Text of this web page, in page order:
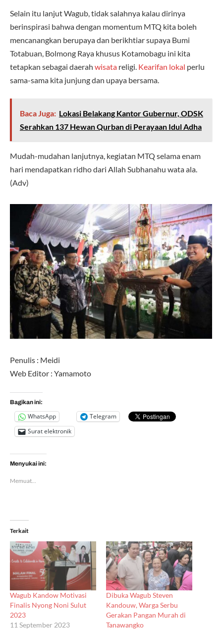
Selain itu lanjut Wagub, tidak salahnya kalau dirinya
berinspirasi bahwa dengan momentum MTQ kita boleh
mencanangkan berupaya dan berikhtiar supaya Bumi
Totabuan, Bolmong Raya khusus Kotamobagu ini kita
tetapkan sebagai daerah wisata religi. Kearifan lokal perlu
sama-sama kita junjung dan upaya bersama.
Baca Juga: Lokasi Belakang Kantor Gubernur, ODSK
Serahkan 137 Hewan Qurban di Perayaan Idul Adha
Mudah-mudahan lanjutnya, kegiatan MTQ selama enam
hari mendapatkan ridho dari Allah Subhanahu wata ala.
(Adv)
Penulis : Meidi
Web Editor : Yamamoto
Bagikan ini:
WhatsApp
Telegram
Surat elektronik
Menyukai ini:
Memuat...
Terkait
Wagub Kandow Motivasi
Finalis Nyong Noni Sulut
2023
11 September 2023
Dibuka Wagub Steven
Kandouw, Warga Serbu
Gerakan Pangan Murah di
Tanawangko